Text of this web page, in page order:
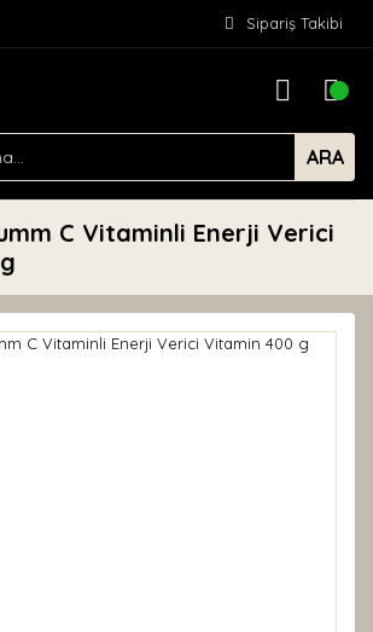
Sipariş Takibi
ARA
C Vitaminli Enerji Verici